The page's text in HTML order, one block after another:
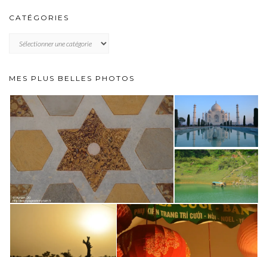
CATÉGORIES
MES PLUS BELLES PHOTOS